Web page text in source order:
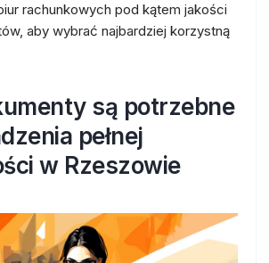
rachunkowych pod kątem jakości
aby wybrać najbardziej korzystną
są potrzebne
pełnej
w Rzeszowie